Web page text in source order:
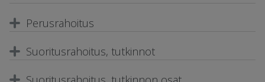
Perusrahoitus
Suoritusrahoitus, tutkinnot